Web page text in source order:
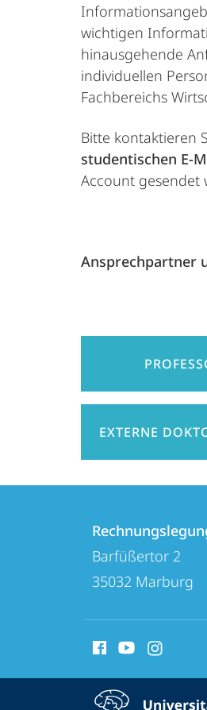
wichtigen
hinausgehende
individuellen
Fachbereichs
Bitte kontaktieren
studentischen E-
Account gesendet
Ansprechpartner
EXTERNE
Informationen
Barfüßertor 2
35032 Marburg
Media
Kontakte
Service-